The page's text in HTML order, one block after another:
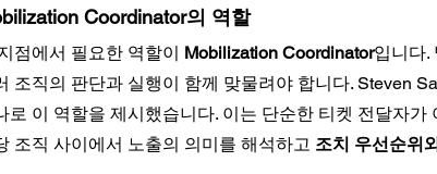
Coordinator의 역할
점에서 필요한 역할이 Mobilization Coordinator입니다.
조직의 판단과 실행이 함께 맞물려야 합니다. Steven
로 이 역할을 제시했습니다. 이는 단순한 티켓 전달자가
조직 사이에서 노출의 의미를 해석하고 조치 우선순위